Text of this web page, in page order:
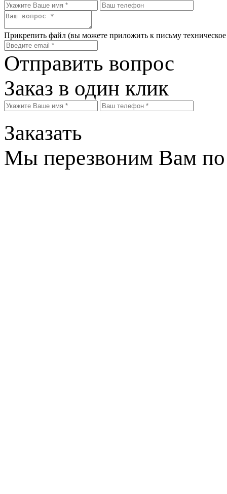
Прикрепить файл (вы можете приложить к письму
Отправить вопрос
Заказ в один клик
Заказать
Мы перезвоним Вам по